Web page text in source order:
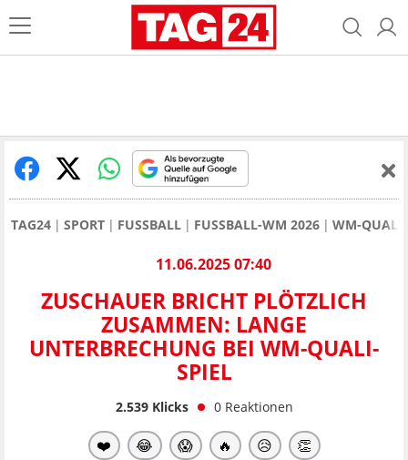
TAG24 SPORT FUSSBALL FUSSBALL-WM 2026 WM-
11.06.2025 07:40
ZUSCHAUER BRICHT PLÖTZLICH
ZUSAMMEN: LANGE
UNTERBRECHUNG BEI WM-QUALI-
SPIEL
2.539Klicks 0 Reaktionen
❤️ 😂 😱 🔥 😥 👏